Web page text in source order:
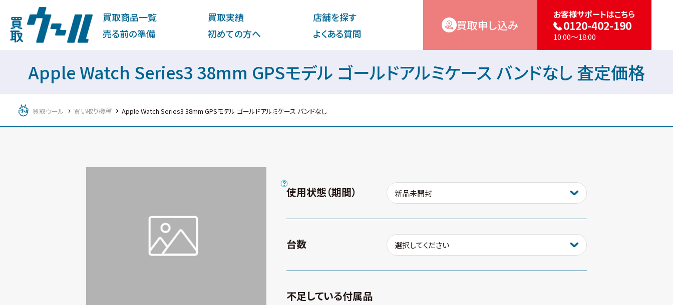
買取商品一覧 買取実績
店舗を探す
売る前の準備
初めての⽅へ よくある質問
買取申し込み
お客様サポートはこちら
0120-402-190
10:00～18:00
Apple Watch Series3 38mm GPSモデル ゴールドアルミケース バンドなし 査定価格
買取ウール 買い取り機種 Apple Watch Series3 38mm GPSモデル ゴールドアルミケース バンドなし
使用状態（期間）
台数
不足している付属品